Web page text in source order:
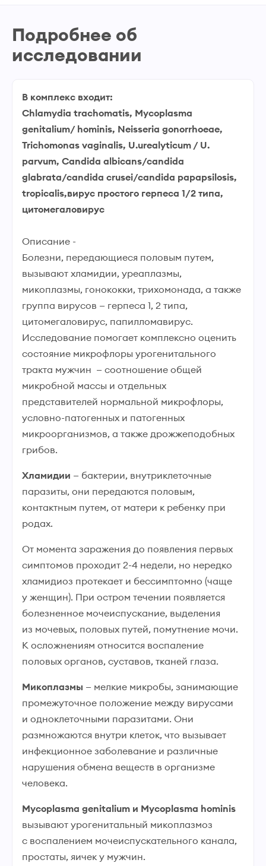
Подробнее об
исследовании
В комплекс входит:
Chlamydia trachomatis, Mycoplasma
genitalium/ hominis, Neisseria gonorrhoeae,
Trichomonas vaginalis, U.urealyticum / U.
parvum, Candida albicans/candida
glabrata/candida crusei/candida papapsilosis,
tropicalis,вирус простого герпеса 1/2 типа,
цитомегаловирус
Описание -
Болезни, передающиеся половым путем,
вызывают хламидии, уреаплазмы,
микоплазмы, гонококки, трихомонада, а также
группа вирусов — герпеса 1, 2 типа,
цитомегаловирус, папилломавирус.
Исследование помогает комплексно оценить
состояние микрофлоры урогенитального
тракта мужчин — соотношение общей
микробной массы и отдельных
представителей нормальной микрофлоры,
условно-патогенных и патогенных
микроорганизмов, а также дрожжеподобных
грибов.
Хламидии — бактерии, внутриклеточные
паразиты, они передаются половым,
контактным путем, от матери к ребенку при
родах.
От момента заражения до появления первых
симптомов проходит 2-4 недели, но нередко
хламидиоз протекает и бессимптомно (чаще
у женщин). При остром течении появляется
болезненное мочеиспускание, выделения
из мочевых, половых путей, помутнение мочи.
К осложнениям относится воспаление
половых органов, суставов, тканей глаза.
Микоплазмы — мелкие микробы, занимающие
промежуточное положение между вирусами
и одноклеточными паразитами. Они
размножаются внутри клеток, что вызывает
инфекционное заболевание и различные
нарушения обмена веществ в организме
человека.
Мycoplasma genitalium и Mycoplasma hominis
вызывают урогенитальный микоплазмоз
с воспалением мочеиспускательного канала,
простаты, яичек у мужчин.